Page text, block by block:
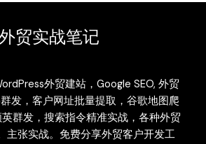
贸实战笔记
外贸建站，Google SEO, 外贸
发，客户网址批量提取，谷歌地图爬
群发，搜索指令精准实战，各种外贸
主张实战。免费分享外贸客户开发工